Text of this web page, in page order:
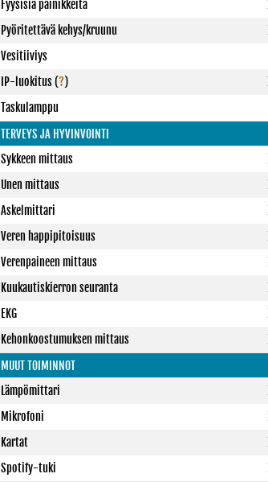
Fyysisiä painikkeita
Pyöritettävä kehys/kruunu
Vesitiiviys
IP-luokitus(?)
Taskulamppu
TERVEYS JA HYVINVOINTI
Sykkeen mittaus
Unen mittaus
Askelmittari
Veren happipitoisuus
Verenpaineen mittaus
Kuukautiskierron seuranta
EKG
Kehonkoostumuksen mittaus
MUUT TOIMINNOT
Lämpömittari
Mikrofoni
Kartat
Spotify-tuki